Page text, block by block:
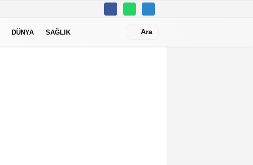
DÜNYA SAĞLIK Ara